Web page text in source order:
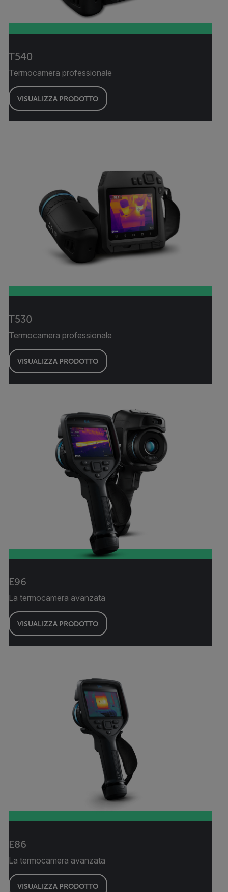
T540
Termocamera professionale
VISUALIZZA PRODOTTO
T530
Termocamera professionale
VISUALIZZA PRODOTTO
E96
La termocamera avanzata
VISUALIZZA PRODOTTO
E86
La termocamera avanzata
VISUALIZZA PRODOTTO